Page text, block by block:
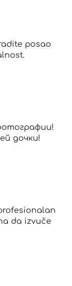
posao
дочки!
da izvuče